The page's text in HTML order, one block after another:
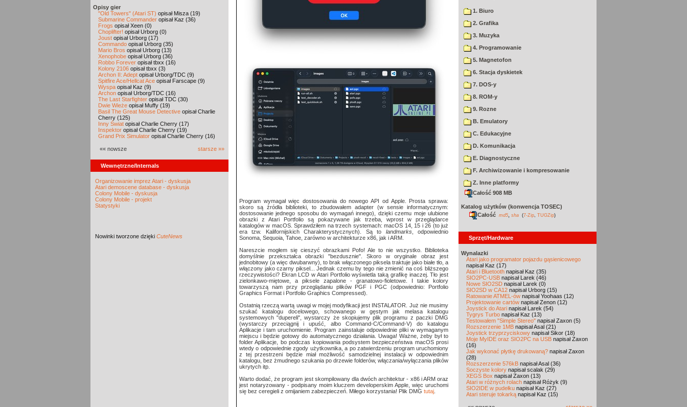
Opisy gier
"Old Towers" (Atari ST) opisał Misza (19)
Submarine Commander opisał Kaz (36)
Frogs opisał Xeen (0)
Choplifter! opisał Urborg (0)
Joust opisał Urborg (17)
Commando opisał Urborg (35)
Mario Bros opisał Urborg (13)
Xenophobe opisał Urborg (36)
Robbo Forever opisał tbxx (16)
Kolony 2106 opisał tbxx (3)
Archon II: Adept opisał Urborg/TDC (9)
Spitfire Ace/Hellcat Ace opisał Farscape (9)
Wyspa opisał Kaz (9)
Archon opisał Urborg/TDC (16)
The Last Starfighter opisał TDC (30)
Dwie Wieże opisał Muffy (19)
Basil The Great Mouse Detective opisał Charlie
Cherry (125)
Inny Świat opisał Charlie Cherry (17)
Inspektor opisał Charlie Cherry (19)
Grand Prix Simulator opisał Charlie Cherry (16)
«« nowsze starsze »»
Wewnętrzne/Internals
Organizowanie imprez Atari - dyskusja
Atari demoscene database - dyskusja
Colony Mobile - dyskusja
Colony Mobile - projekt
Statystyki
Nowinki tworzone dzięki CuteNews
Program wymagał więc dostosowania do nowego API od Apple. Prosta sprawa:
skoro są źródła biblioteki, to zbudowałem adapter (w sensie informatycznym:
dostosowanie jednego sposobu do wymagań innego), dzięki czemu moje ulubione
obrazki z Atari Portfolio są pokazywane jak trzeba, wprost w przeglądarce
katalogów w macOS. Sprawdziłem na trzech systemach: macOS 14, 15 i 26 (to już
era tzw. Kalifornijskich Charakterystycznych). Są to landmarks, odpowiednio
Sonoma, Sequoia, Tahoe, zarówno w architekturze x86, jak i ARM.
Nareszcie mogłem się cieszyć obrazkami Pofo! Ale to nie wszystko. Biblioteka
domyślnie przekształca obrazki "bezdusznie". Skoro w oryginale obraz jest
jednobitowy (a więc dwubarwny), to brak włączonego piksela traktuje jako białe tło, a
włączony jako czarny piksel... Jednak czemu by tego nie zmienić na coś bliższego
rzeczywistości? Ekran LCD w Atari Portfolio wyświetla taką grafikę inaczej. Tło jest
zielonkawo-miętowe, a piksele zapalone - granatowo-fioletowe. I takie kolory
towarzyszą nam przy przeglądaniu plików PGF i PGC (odpowiednio: Portfolio
Graphics Format i Portfolio Graphics Compressed).
Ostatnią rzeczą wartą uwagi w mojej modyfikacji jest INSTALATOR. Już nie musimy
szukać katalogu docelowego, schowanego w gęstym jak melasa katalogu
systemowych "dupereli", wystarczy że skopiujemy plik programu z paczki DMG
(wystarczy przeciągnij i upuść, albo Command-C/Command-V) do katalogu
Aplikacje i tam uruchomienie. Program zainstaluje odpowiednie pliki w wymaganym
miejscu i będzie gotowy do automatycznego działania. Uwaga! Ważne, żeby był to
folder Aplikacje, bo podczas kopiowania podsystem bezpieczeństwa macOS prosi
wtedy o odpowiednie zgody użytkownika, a po zatwierdzeniu program uruchomiony
z tej przestrzeni będzie miał możliwość samodzielnej instalacji w odpowiednim
katalogu, bez żmudnego szukania po drzewie folderów, włączania/wyłączania plików
ukrytych itp.
Warto dodać, że program jest skompilowany dla dwóch architektur - x86 i ARM oraz
jest notaryzowany - podpisany moim kluczem developerskim Apple, więc uruchomi
się bez ceregieli z omijaniem zabezpieczeń. Miłego korzystania! Plik DMG tutaj
1. Biuro
2. Grafika
3. Muzyka
4. Programowanie
5. Magnetofon
6. Stacja dyskietek
7. DOS-y
8. ROM-y
9. Rozne
B. Emulatory
C. Edukacyjne
D. Komunikacja
E. Diagnostyczne
F. Archiwizowanie i kompresowanie
Z. Inne platformy
Całość 908 MB
Katalog użytków (konwencja TOSEC)
Całość md5 sha (7-Zip TUGZip)
Sprzęt/Hardware
Wynalazki
Atari jako programator pojazdu gąsienicowego
napisał Kaz (17)
Atari i Bluetooth napisał Kaz (35)
SIO2PC-USB napisał Larek (46)
Nowe SIO2SD napisał Larek (0)
SIO2SD w CA12 napisał Urborg (15)
Ratowanie ATMEL-ów napisał Yoohaas (12)
Projektowanie cartów napisał Zenon (12)
Joystick do Atari napisał Larek (54)
Tygrys Turbo napisał Kaz (13)
Testowałem "Simple Stereo" napisał Zaxon (5)
Rozszerzenie 1MB napisał Asal (21)
Joystick trzyprzyciskowy napisał Sikor (18)
Moje MyIDE oraz SIO2PC na USB napisał Zaxon
(16)
Jak wykonać płytkę drukowaną? napisał Zaxon
(28)
Rozszerzenie 576kB napisał Asal (36)
Soczyste kolory napisał scalak (29)
XEGS Box napisał Zaxon (13)
Atari w różnych rolach napisał Różyk (9)
SIO2IDE w pudełku napisał Kaz (27)
Atari steruje tokarką napisał Kaz (15)